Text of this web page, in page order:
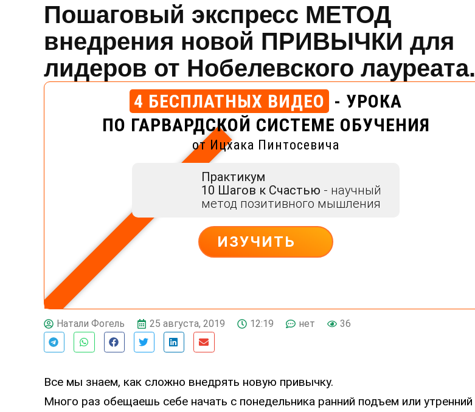
Пошаговый экспресс МЕТОД
внедрения новой ПРИВЫЧКИ для
лидеров от Нобелевского лауреата.
4 БЕСПЛАТНЫХ ВИДЕО - УРОКА
ПО ГАРВАРДСКОЙ СИСТЕМЕ ОБУЧЕНИЯ
от Ицхака Пинтосевича
Практикум
10 Шагов к Счастью - научный
метод позитивного мышления
ИЗУЧИТЬ
Натали Фогель 25 августа, 2019 12:19 нет 36
Все мы знаем, как сложно внедрять новую привычку.
Много раз обещаешь себе начать с понедельника ранний подъем или утренний